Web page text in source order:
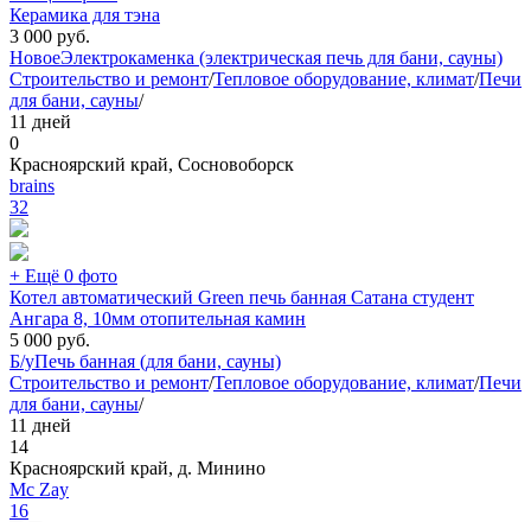
Керамика для тэна
3 000 руб.
НовоеЭлектрокаменка (электрическая печь для бани, сауны)
Строительство и ремонт/Тепловое оборудование, климат/Печи
для бани, сауны/
11 дней
0
Красноярский край, Сосновоборск
brains
32
+ Ещё 0 фото
Котел автоматический Green печь банная Сатана студент
Ангара 8, 10мм отопительная камин
5 000 руб.
Б/уПечь банная (для бани, сауны)
Строительство и ремонт/Тепловое оборудование, климат/Печи
для бани, сауны/
11 дней
14
Красноярский край, д. Минино
Mc Zay
16